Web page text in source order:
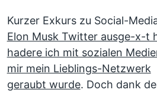
Kurzer Exkurs zu Social-
Elon Musk Twitter ausge-x-t
hadere ich mit sozialen
mir mein Lieblings-Netzwerk
geraubt wurde. Doch dank